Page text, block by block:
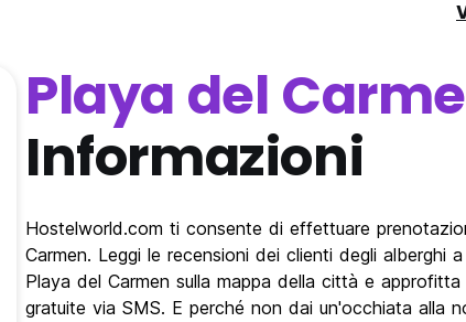
Playa del
Informazioni
Hostelworld.com ti consente di effettuare
Carmen. Leggi le recensioni dei clienti degli alberghi
Playa del Carmen sulla mappa della città e
gratuite via SMS. E perché non dai un'occhiata alla